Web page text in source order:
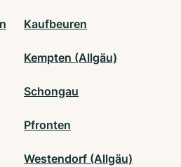
Kaufbeuren
Kempten (Allgäu)
Schongau
Pfronten
Westendorf (Allgäu)